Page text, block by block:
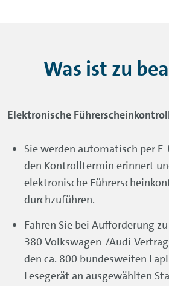
Was ist zu
Elektronische
Sie werden automatisch per
den Kontrolltermin erinnert
elektronische
durchzuführen.
Fahren Sie bei Aufforderung
380 Volkswagen-/Audi-
den ca. 800 bundesweiten
Lesegerät an ausgewählten